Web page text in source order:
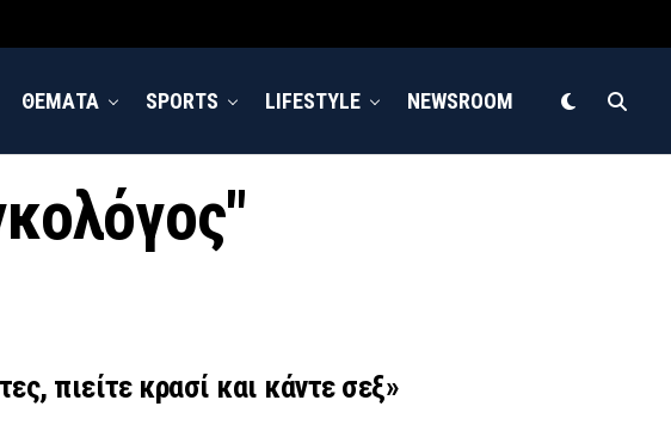
ΘΕΜΑΤΑ SPORTS LIFESTYLE NEWSROOM
πιείτε κρασί και κάντε σεξ»